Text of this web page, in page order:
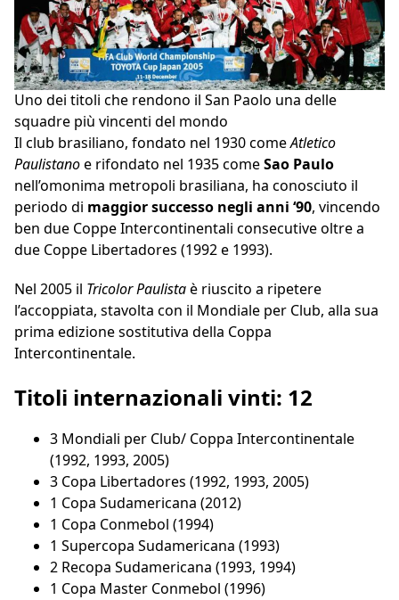
Uno dei titoli che rendono il San Paolo una delle
squadre più vincenti del mondo
Il club brasiliano, fondato nel 1930 comeAtletico
Paulistanoe rifondato nel 1935 comeSao Paulo
nell’omonima metropoli brasiliana, ha conosciuto il
periodo di maggior successo negli anni ‘90, vincendo
ben due Coppe Intercontinentali consecutive oltre a
due Coppe Libertadores (1992 e 1993).
Nel 2005 il Tricolor Paulistaè riuscito a ripetere
l’accoppiata, stavolta con il Mondiale per Club, alla sua
prima edizione sostitutiva della Coppa
Intercontinentale.
Titoli internazionali vinti: 12
3 Mondiali per Club/ Coppa Intercontinentale
(1992, 1993, 2005)
3 Copa Libertadores (1992, 1993, 2005)
1 Copa Sudamericana (2012)
1 Copa Conmebol (1994)
1 Supercopa Sudamericana (1993)
2 Recopa Sudamericana (1993, 1994)
1 Copa Master Conmebol (1996)